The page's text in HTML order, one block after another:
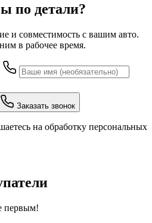
по детали?
и совместимость с вашим авто.
в рабочее время.
Заказать звонок
на обработку персональных
первым!